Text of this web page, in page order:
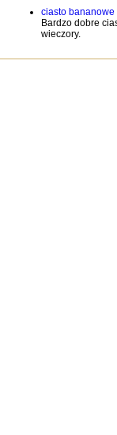
ciasto bananowe
Bardzo dobre
wieczory.